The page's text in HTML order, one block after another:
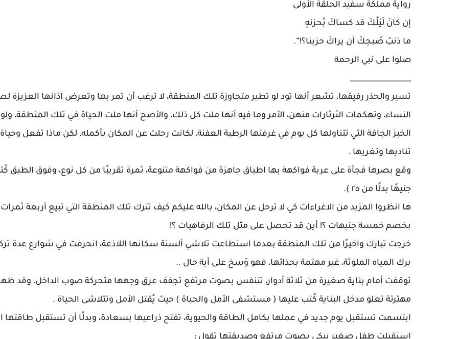
رواية مملكة سفيد الحلقة الأولى
إن كانَ لَيْلُكَ قد كساكَ بُحزنهِ
ما ذنبُ صُبحِكَ أن يراكَ حزينا؟!”.
صلوا على نبي الرحمة
_________________
تسير والحذر رفيقها، تشعر أنها تود لو تطير متجاوزة تلك المنطقة، لا ترغب أن تمر بها وتعرض آذانها العزيزة
النساء، وتهكمات الثرثارات منهن، الأمر وما فيه أنها ملت كل ذلك، والأصح أنها ملت الحياة في تلك المنطقة،
الخبز الجافة التي تتناولها كل يوم في غرفتها الرطبة العفنة، لكانت رحلت عن المكان بأكمله، لكن ماذا تفعل
تناديها وتغريها .
جنيهًا بدلًا من ٢٥ ).
ها انظروا المزيد من الاغراءات كي لا ترحل عن المكان، بالله عليكم كيف تترك تلك المنطقة التي تبيع أربعة
بخصم خمسة جنيهات ؟! أين قد تحصل على مثل تلك الرفاهيات ؟!
خرجت تبارك واخيرًا من تلك المنطقة بعدما استطاعت تلاشي ألسنة سكانها اللاذعة، انحرفت في شوارع عدة
برك المياه الملوثة، غير مهتمة بحذائها، فهو وَسخ على أية حال ..
توقفت أمام بناية صغيرة من ثلاثة أدوار، تتنفس بصوت مرتفع تجفف عرق وجهها متحركة صوب الداخل، وقد
مهترئة تعلو مدخل البناية كُتب عليها ( مستشفى الأمل والحياة ) حيث يُقتل الأمل وتتلاشى الحياة .
ابتسمت تستقبل يوم جديد في عملها بكامل الطاقة والحيوية، تفتح ذراعيها بسعادة، وبدلًا أن تستقبل طاقتها
استقبلت طفل صغير يبكي بصوت مرتفع وصديقتها تقول :